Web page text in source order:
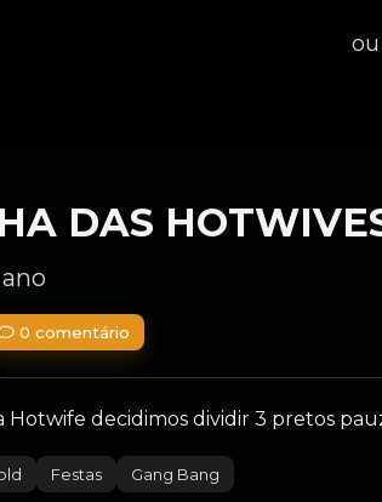
DAS
0 comentário
Hotwife decidimos dividir 3 pretos
Festas Gang Bang